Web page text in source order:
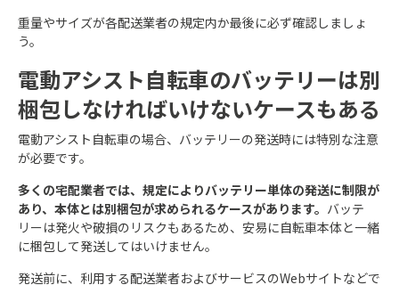
重量やサイズが各配送業者の規定内か最後に必ず確認しましょ
う。
電動アシスト自転車のバッテリーは別
梱包しなければいけないケースもある
電動アシスト自転車の場合、バッテリーの発送時には特別な注意
が必要です。
多くの宅配業者では、規定によりバッテリー単体の発送に制限が
あり、本体とは別梱包が求められるケースがあります。 バッテ
リーは発火や破損のリスクもあるため、安易に自転車本体と一緒
に梱包して発送してはいけません。​
発送前に、利用する配送業者およびサービスのWebサイトなどで